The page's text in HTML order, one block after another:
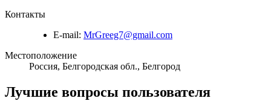
Контакты
E-mail: MrGreeg7@gmail.com
Местоположение
Россия, Белгородская обл., Белгород
Лучшие вопросы пользователя